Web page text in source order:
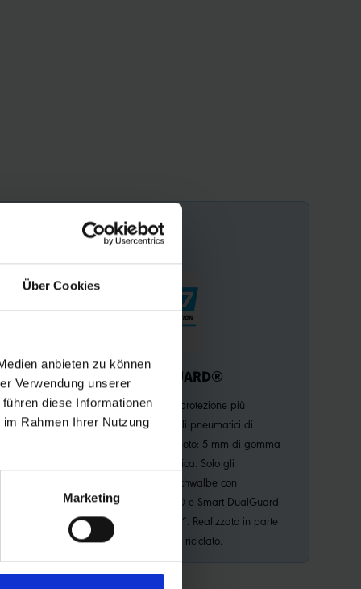
Über Cookies
anbieten zu können
Verwendung unserer
diese Informationen
Rahmen Ihrer Nutzung
Marketing
la parte
liscia. Le
tutti gli
a rotelle.
SMARTGUARD®
La cintura di protezione più
efficace per gli pneumatici di
biciclette/e-moto: 5 mm di gomma
speciale elastica. Solo gli
pneumatici Schwalbe con
SmartGuard® e Smart DualGuard
sono “non flat”. Realizzato in parte
con materiale riciclato.